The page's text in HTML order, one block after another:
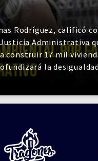
Rodríguez, calificó
Administrativa
construir 17 mil
la